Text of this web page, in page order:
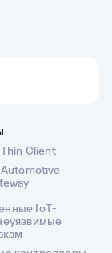
Client
IoT-